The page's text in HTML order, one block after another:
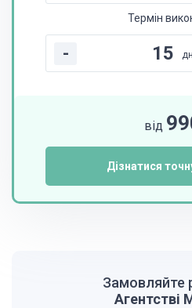
Термін
-
від
Дізнатися
Замовляйте
Агентстві